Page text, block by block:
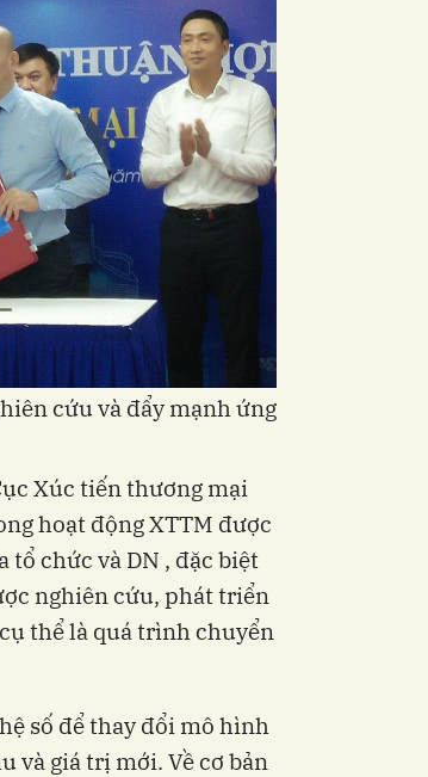
cứu và đẩy mạnh ứng
Xúc tiến thương mại
hoạt động XTTM được
chức và DN , đặc biệt
nghiên cứu, phát triển
thể là quá trình chuyển
số để thay đổi mô hình
và giá trị mới. Về cơ bản